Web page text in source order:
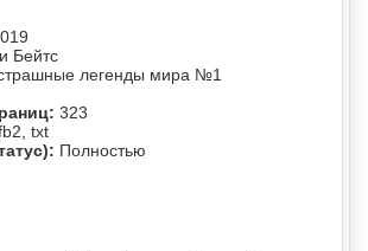
Бейтс
легенды мира №1
323
txt
Полностью